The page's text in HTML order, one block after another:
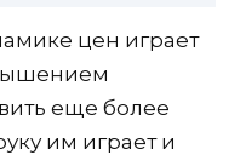
цен играет
еще более
им играет и